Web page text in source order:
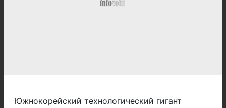
Южнокорейский технологический гигант